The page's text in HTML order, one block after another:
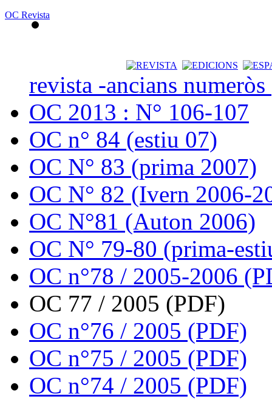
OC Revista
revista -ancians
OC 2013 : N° 106-107
OC n° 84 (estiu 07)
OC N° 83 (prima 2007)
OC N° 82 (Ivern 2006-
OC N°81 (Auton 2006)
OC N° 79-80 (prima-
OC n°78 / 2005-2006
OC 77 / 2005 (PDF)
OC n°76 / 2005 (PDF)
OC n°75 / 2005 (PDF)
OC n°74 / 2005 (PDF)